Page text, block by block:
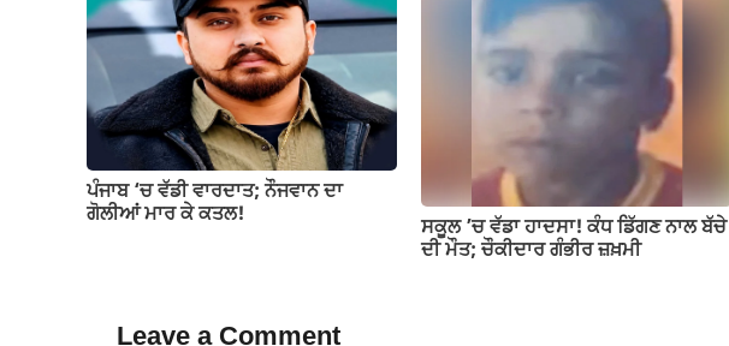
ਪੰਜਾਬ ‘ਚ ਵੱਡੀ ਵਾਰਦਾਤ; ਨੌਜਵਾਨ ਦਾ
ਗੋਲੀਆਂ ਮਾਰ ਕੇ ਕਤਲ!
ਸਕੂਲ ’ਚ ਵੱਡਾ ਹਾਦਸਾ! ਕੰਧ ਡਿੱਗਣ ਨਾਲ ਬੱਚੇ
ਦੀ ਮੌਤ; ਚੌਕੀਦਾਰ ਗੰਭੀਰ ਜ਼ਖ਼ਮੀ
Leave a Comment